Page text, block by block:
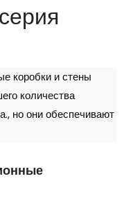
коробки и стены
количества
но они обеспечивают